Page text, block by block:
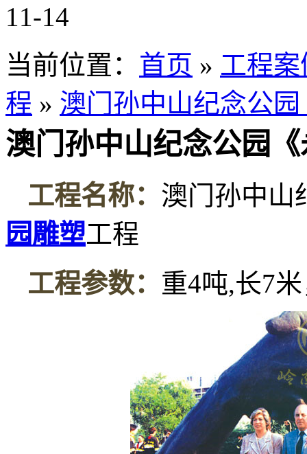
11-14
当前位置： 首页 » 工程
程 » 澳门孙中山纪念公
澳门孙中山纪念公园
工程名称： 澳门孙中山
园雕塑工程
工程参数： 重4吨,长7